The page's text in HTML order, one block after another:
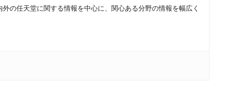
の任天堂に関する情報を中心に、関心ある分野の情報を幅広く